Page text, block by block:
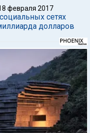
февраля 2017
сетях
долларов